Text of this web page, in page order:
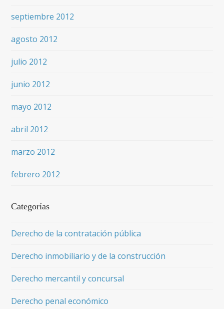
septiembre 2012
agosto 2012
julio 2012
junio 2012
mayo 2012
abril 2012
marzo 2012
febrero 2012
Categorías
Derecho de la contratación pública
Derecho inmobiliario y de la construcción
Derecho mercantil y concursal
Derecho penal económico